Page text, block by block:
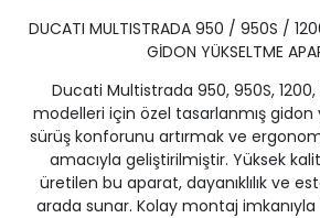
DUCATI MULTISTRADA 950 / 950S /
GİDON YÜKSELTME
Ducati Multistrada 950, 950S, 1200,
modelleri için özel tasarlanmış gidon
sürüş konforunu artırmak ve
amacıyla geliştirilmiştir. Yüksek
üretilen bu aparat, dayanıklılık ve
arada sunar. Kolay montaj imkanıyla